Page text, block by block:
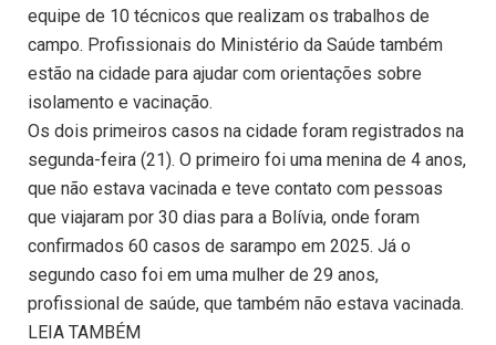
equipe de 10 técnicos que realizam os trabalhos de
campo. Profissionais do Ministério da Saúde também
estão na cidade para ajudar com orientações sobre
isolamento e vacinação.
Os dois primeiros casos na cidade foram registrados na
segunda-feira (21). O primeiro foi uma menina de 4 anos,
que não estava vacinada e teve contato com pessoas
que viajaram por 30 dias para a Bolívia, onde foram
confirmados 60 casos de sarampo em 2025. Já o
segundo caso foi em uma mulher de 29 anos,
profissional de saúde, que também não estava vacinada.
LEIA TAMBÉM